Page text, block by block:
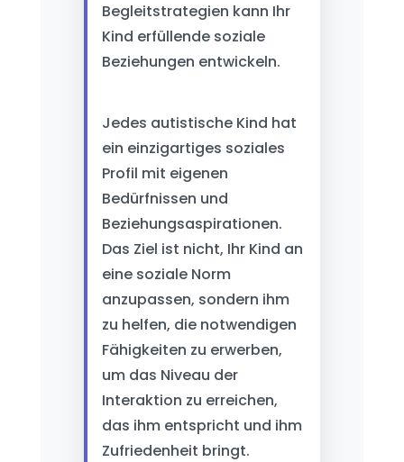
Begleitstrategien kann Ihr
Kind erfüllende soziale
Beziehungen entwickeln.
Jedes autistische Kind hat
ein einzigartiges soziales
Profil mit eigenen
Bedürfnissen und
Beziehungsaspirationen.
Das Ziel ist nicht, Ihr Kind an
eine soziale Norm
anzupassen, sondern ihm
zu helfen, die notwendigen
Fähigkeiten zu erwerben,
um das Niveau der
Interaktion zu erreichen,
das ihm entspricht und ihm
Zufriedenheit bringt.